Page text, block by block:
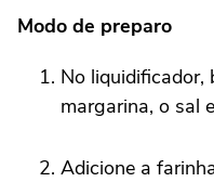
Modo de preparo
No liquidificador,
margarina, o sal
Adicione a